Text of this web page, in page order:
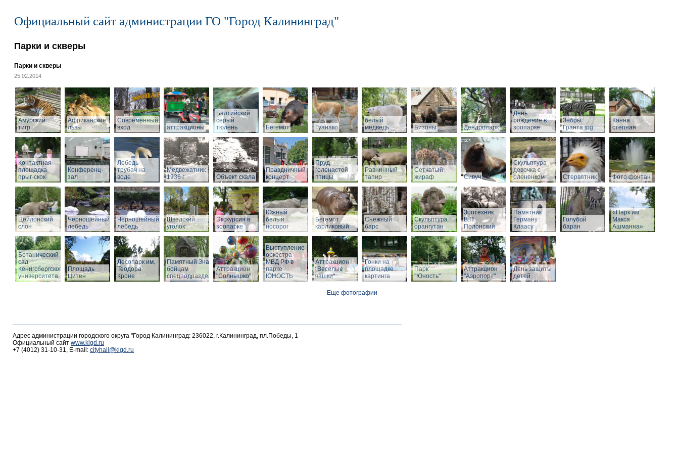
Официальный сайт администрации ГО "Город Калининград"
Парки и скверы
Парки и скверы
25.02.2014
Амурский
тигр
Африканские
львы
Современный
вход
аттракционы
Балтийский
серый
тюлень
Бегемот Гуанако
белый
медведь
Бизоны Дендропарк
День
рождение в
зоопарке
Зебры
Гранта.jpg
Канна
степная
Контактная
площадка
прыг-скок
Конференц-
зал
Лебедь
трубач на
воде
Медвежатник
1936 г
Объект скала
Праздничный
концерт
Пруд
голенастой
птицы
Равнинный
тапир
Сетчатый
жираф
Сивуч
Скульптура
девочка с
олененком
Стервятник Фото фонтан
Цейлонский
слон
Черношейный
лебедь
Черношейный
лебедь
Шведский
уголок
Экскурсия в
зоопарке
Южный
белый
носорог
Бегемот
карликовый
Снежный
барс
Скульптура
орангутан
Зоотехник
В.П.
Полонский
Памятник
Герману
Клаасу
Голубой
баран
«Парк им.
Макса
Ашманна»
Ботанический
сад
Кенигсбергского
университета
Площадь
Цитен
Лесопарк им.
Теодора
Кроне
Памятный Знак
бойцам
спецподразделений
Аттракцион
"Солнышко"
Выступление
оркестра
МВД РФ в
парке
ЮНОСТЬ
Аттракцион
"Веселые
чашки"
Гонки на
площадке
картинга
Парк
"Юность"
Аттракцион
"Аэропорт"
День защиты
детей
Еще фотографии
Адрес администрации городского округа "Город Калининград: 236022, г.Калининград, пл.Победы, 1
Официальный сайт www.klgd.ru
+7 (4012) 31-10-31, E-mail: cityhall@klgd.ru